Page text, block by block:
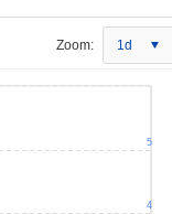
Zoom: 1d
4
5